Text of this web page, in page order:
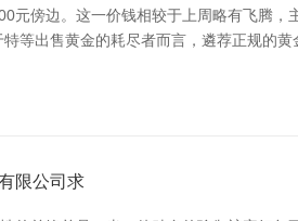
元傍边。这一价钱相较于上周略有飞腾
等出售黄金的耗尽者而言，遴荐正规的
限公司求